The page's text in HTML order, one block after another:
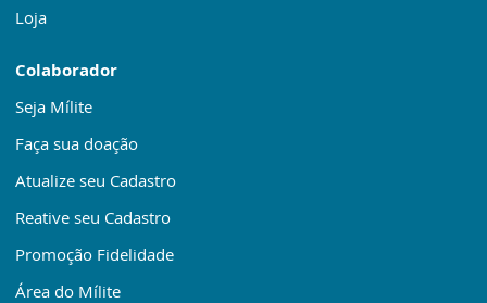
Loja
Colaborador
Seja Mílite
Faça sua doação
Atualize seu Cadastro
Reative seu Cadastro
Promoção Fidelidade
Área do Mílite